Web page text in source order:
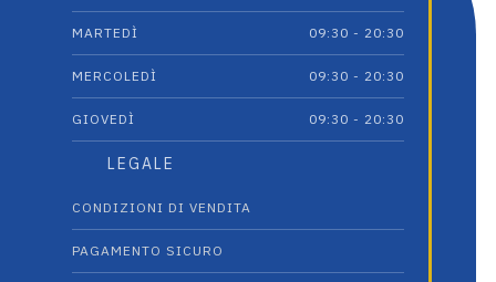
possono
59,00 €
MARTEDÌ 09:30 - 20:30
MERCOLEDÌ 09:30 - 20:30
GIOVEDÌ 09:30 - 20:30
LEGALE
CONDIZIONI DI VENDITA
PAGAMENTO SICURO